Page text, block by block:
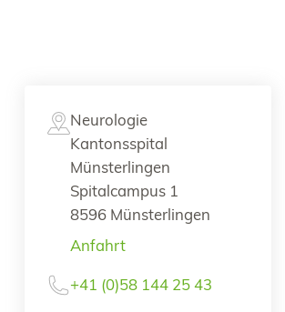
Neurologie
Kantonsspital
Münsterlingen
Spitalcampus 1
8596 Münsterlingen
Anfahrt
+41 (0)58 144 25 43